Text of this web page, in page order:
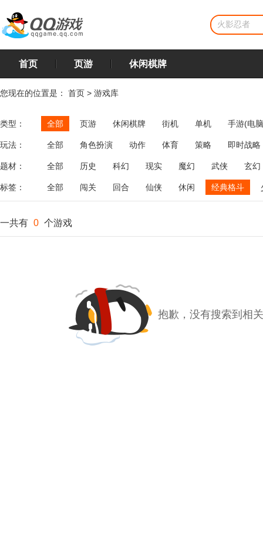
首页 页游 休闲棋牌
您现在的位置是： 首页 > 游戏库
类型： 全部 页游 休闲棋牌 街机 单机 手游(电
玩法： 全部 角色扮演 动作 体育 策略
即时战略
飞行
恋爱 第三人称射击 棋类 牌类 麻将
题材： 全部 历史 科幻 现实 魔幻 武侠 玄幻
标签： 全部 闯关 回合 仙侠 休闲 经典格斗
一共有 0 个游戏
抱歉，没有搜索到相